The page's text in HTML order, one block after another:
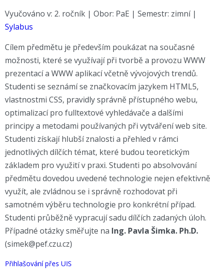
Vyučováno v: 2. ročník | Obor: PaE | Semestr: zimní |
Sylabus
Cílem předmětu je především poukázat na současné
možnosti, které se využívají při tvorbě a provozu WWW
prezentací a WWW aplikací včetně vývojových trendů.
Studenti se seznámí se značkovacím jazykem HTML5,
vlastnostmi CSS, pravidly správně přístupného webu,
optimalizací pro fulltextové vyhledávače a dalšími
principy a metodami používaných při vytváření web site.
Studenti získají hlubší znalosti a přehled v rámci
jednotlivých dílčích témat, které budou teoretickým
základem pro využití v praxi. Studenti po absolvování
předmětu dovedou uvedené technologie nejen efektivně
využít, ale zvládnou se i správně rozhodovat při
samotném výběru technologie pro konkrétní případ.
Studenti průběžně vypracují sadu dílčích zadaných úloh.
Případné otázky směřujte na Ing. Pavla Šimka. Ph.D.
(simek@pef.czu.cz)
Přihlašování přes UIS